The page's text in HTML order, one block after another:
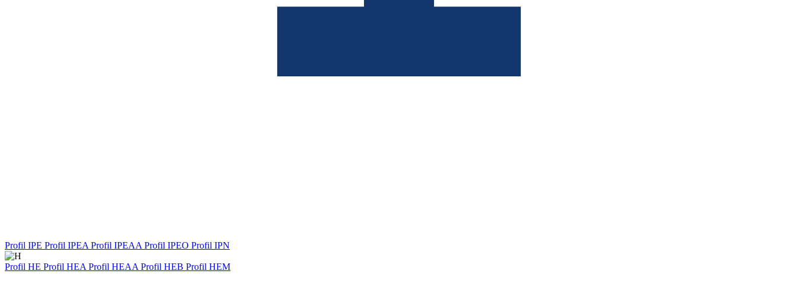
Profil IPE Profil IPEA Profil IPEAA Profil IPEO Profil IPN
Profil HE Profil HEA Profil HEAA Profil HEB Profil HEM